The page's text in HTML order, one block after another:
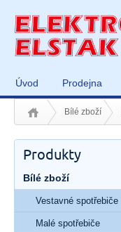
Úvod Prodejna
Bílé zboží
Produkty
Bílé zboží
Vestavné spotřebiče
Malé spotřebiče